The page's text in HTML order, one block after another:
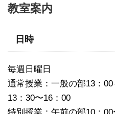
教室案内
日時
毎週日曜日
通常授業：一般の部13：
13：30〜16：00
特別授業：午前の部10：